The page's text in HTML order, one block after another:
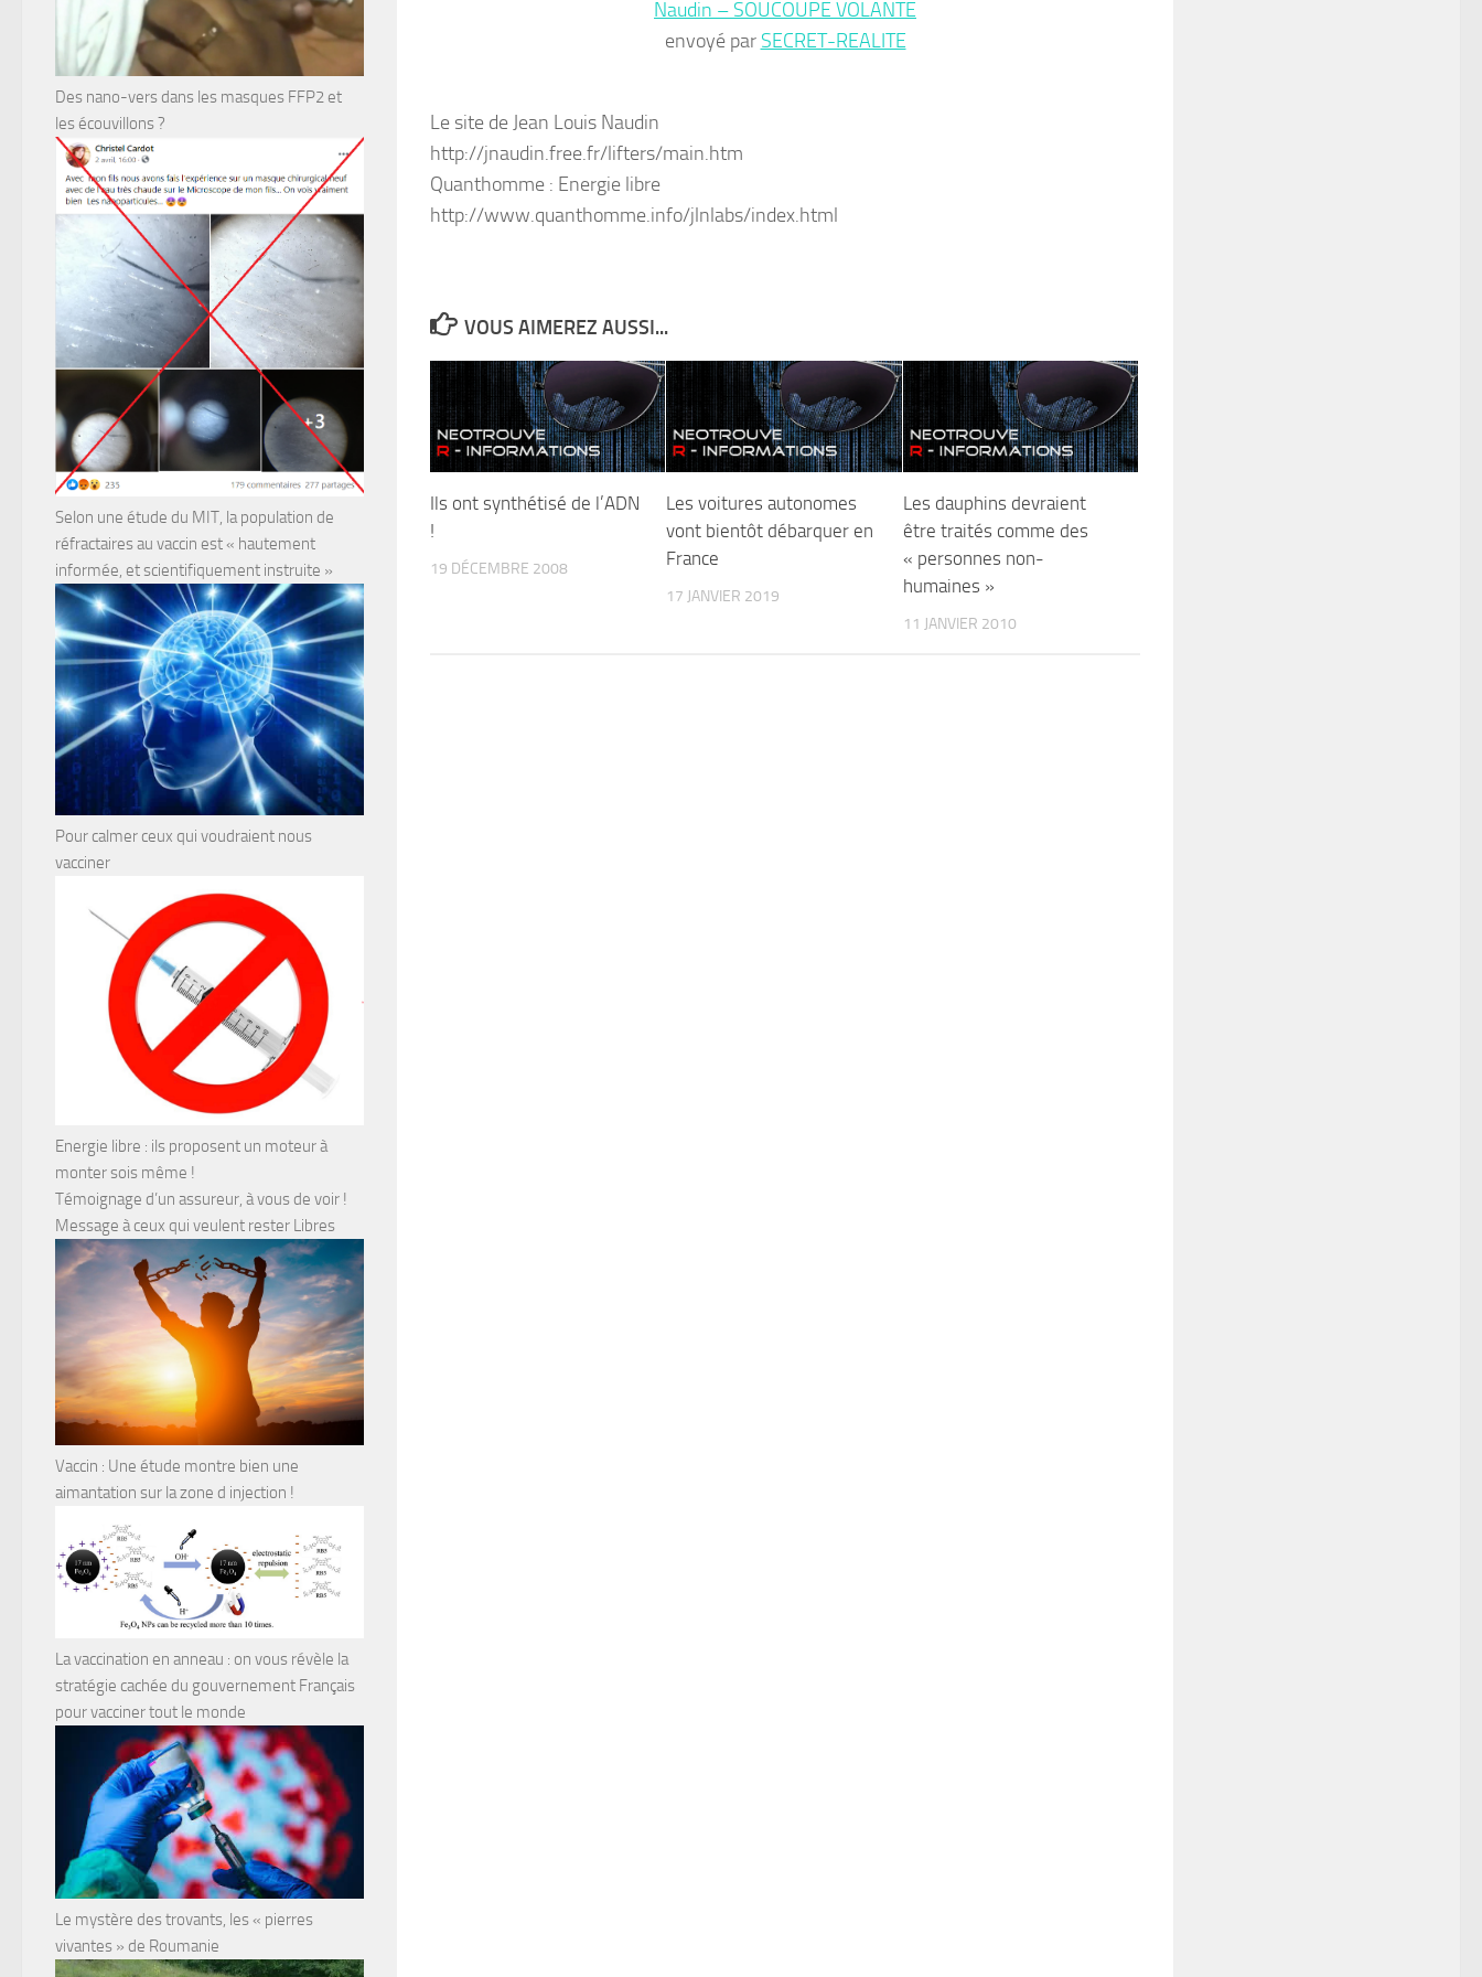
Naudin – SOUCOUPE VOLANTE
envoyé par SECRET-REALITE
Le site de Jean Louis Naudin
http://jnaudin.free.fr/lifters/main.htm
Quanthomme : Energie libre
http://www.quanthomme.info/jlnlabs/index.html
VOUS AIMEREZ AUSSI...
Ils ont synthétisé de l’ADN
!
19 DÉCEMBRE 2008
Les voitures autonomes
vont bientôt débarquer en
France
17 JANVIER 2019
Les dauphins devraient
être traités comme des
« personnes non-
humaines »
11 JANVIER 2010
Des nano-vers dans les masques FFP2 et
les écouvillons ?
Selon une étude du MIT, la population de
réfractaires au vaccin est « hautement
informée, et scientifiquement instruite »
Pour calmer ceux qui voudraient nous
vacciner
Energie libre : ils proposent un moteur à
monter sois même !
Témoignage d’un assureur, à vous de voir !
Message à ceux qui veulent rester Libres
Vaccin : Une étude montre bien une
aimantation sur la zone d injection !
La vaccination en anneau : on vous révèle la
stratégie cachée du gouvernement Français
pour vacciner tout le monde
Le mystère des trovants, les « pierres
vivantes » de Roumanie